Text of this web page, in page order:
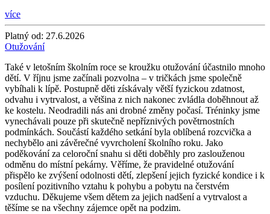
více
Platný od: 27.6.2026
Otužování
Také v letošním školním roce se kroužku otužování účastnilo mnoho
dětí. V říjnu jsme začínali pozvolna – v tričkách jsme společně
vybíhali k lípě. Postupně děti získávaly větší fyzickou zdatnost,
odvahu i vytrvalost, a většina z nich nakonec zvládla doběhnout až
ke kostelu. Neodradili nás ani drobné změny počasí. Tréninky jsme
vynechávali pouze při skutečně nepříznivých povětrnostních
podmínkách. Součástí každého setkání byla oblíbená rozcvička a
nechybělo ani závěrečné vyvrcholení školního roku. Jako
poděkování za celoroční snahu si děti doběhly pro zaslouženou
odměnu do místní pekárny. Věříme, že pravidelné otužování
přispělo ke zvýšení odolnosti dětí, zlepšení jejich fyzické kondice i k
posílení pozitivního vztahu k pohybu a pobytu na čerstvém
vzduchu. Děkujeme všem dětem za jejich nadšení a vytrvalost a
těšíme se na všechny zájemce opět na podzim.